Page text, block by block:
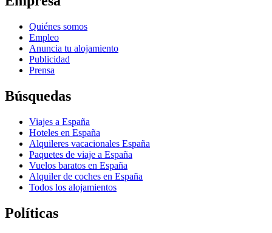
Quiénes somos
Empleo
Anuncia tu alojamiento
Publicidad
Prensa
Búsquedas
Viajes a España
Hoteles en España
Alquileres vacacionales España
Paquetes de viaje a España
Vuelos baratos en España
Alquiler de coches en España
Todos los alojamientos
Políticas